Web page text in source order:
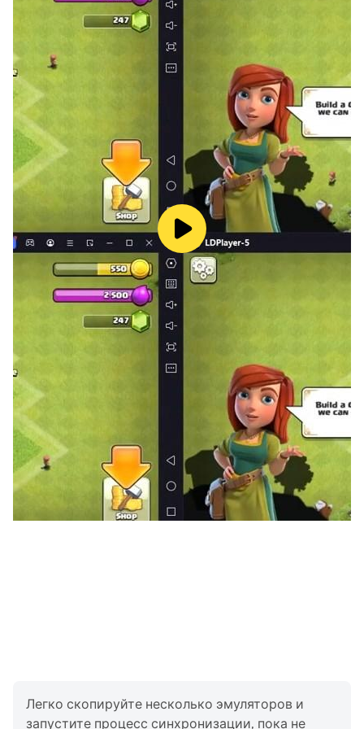
ПОСТРОЙТЕ ДОМ СВОЕЙ МЕЧТЫ
Хотите обустроить идеальный дом? Гараж,
бассейн, игровая комната или площадка, обои,
декор в спальне, диваны и подушки, портреты на
стенах или танцевальная зона? Да всё, что душе
угодно! Выбирать только вам!
ОСОБЫЕ СОБЫТИЯ И ОБНОВЛЕНИЯ
На праздники в PK XD ещё веселее! Встречайте с
нами Хэллоуин, Рождество, Пасху, День детей, дни
рождения и другие праздники! А про тематические
предметы мы уже сказали? К праздникам часто
выходят крутые новинки!
ВСТУПАЙТЕ В САМОЕ КЛАССНОЕ СООБЩЕСТВО
Создавайте игру вместе с нами! Мы хотим
услышать ваши идеи, чтобы сделать игру ещё
лучше.
Подпишитесь на нас, чтобы ничего не упустить:
@pkxd.universe
Легко скопируйте несколько эмуляторов и
запустите процесс синхронизации, пока не